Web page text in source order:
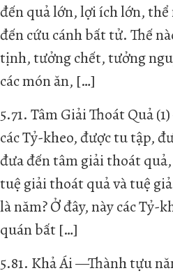
đến quả lớn, lợi ích lớn,
đến cứu cánh bất tử. Thế
tịnh, tưởng chết, tưởng
các món ăn, […]
5.71. Tâm Giải Thoát Quả
các Tỷ-kheo, được tu tập,
đưa đến tâm giải thoát
tuệ giải thoát quả và tuệ
là năm? Ở đây, này các
quán bất […]
5.81. Khả Ái —Thành tựu